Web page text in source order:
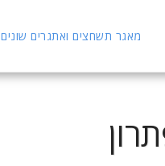
מאגר תשחצים ואתגרים שונים